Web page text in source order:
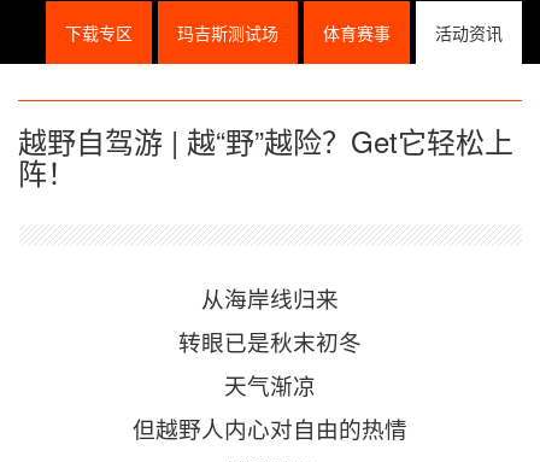
活动资讯
体育赛事
玛吉斯测试场
下载专区
越野自驾游 | 越“野”越险？Get它轻松上
阵！
从海岸线归来
转眼已是秋末初冬
天气渐凉
但越野人内心对自由的热情